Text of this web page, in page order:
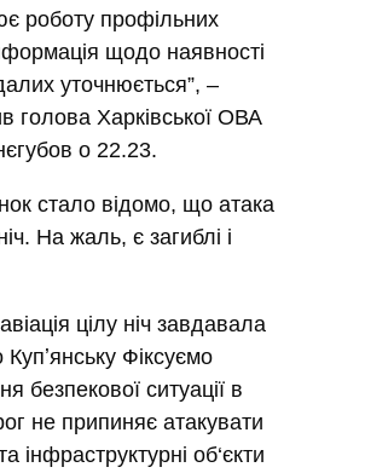
роботу профільних
щодо наявності
уточнюється”, –
голова Харківської ОВА
о 22.23.
стало відомо, що атака
На жаль, є загиблі і
цілу ніч завдавала
Купʼянську Фіксуємо
безпекової ситуації в
не припиняє атакувати
інфраструктурні об‘єкти